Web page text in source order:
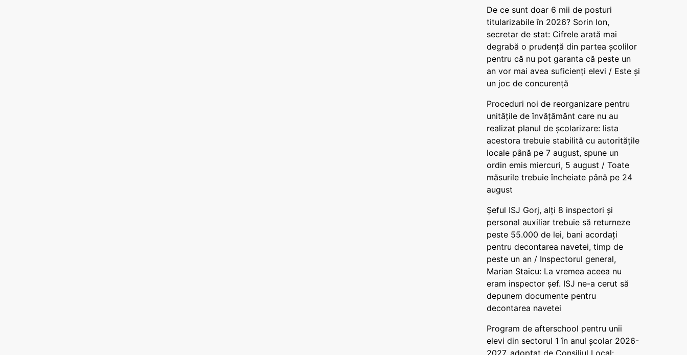
De ce sunt doar 6 mii de posturi
titularizabile în 2026? Sorin Ion,
secretar de stat: Cifrele arată mai
degrabă o prudență din partea școlilor
pentru că nu pot garanta că peste un
an vor mai avea suficienți elevi / Este și
un joc de concurență
Proceduri noi de reorganizare pentru
unitățile de învățământ care nu au
realizat planul de școlarizare: lista
acestora trebuie stabilită cu autoritățile
locale până pe 7 august, spune un
ordin emis miercuri, 5 august / Toate
măsurile trebuie încheiate până pe 24
august
Șeful ISJ Gorj, alți 8 inspectori și
personal auxiliar trebuie să returneze
peste 55.000 de lei, bani acordați
pentru decontarea navetei, timp de
peste un an / Inspectorul general,
Marian Staicu: La vremea aceea nu
eram inspector șef. ISJ ne-a cerut să
depunem documente pentru
decontarea navetei
Program de afterschool pentru unii
elevi din sectorul 1 în anul școlar 2026-
2027, adoptat de Consiliul Local: